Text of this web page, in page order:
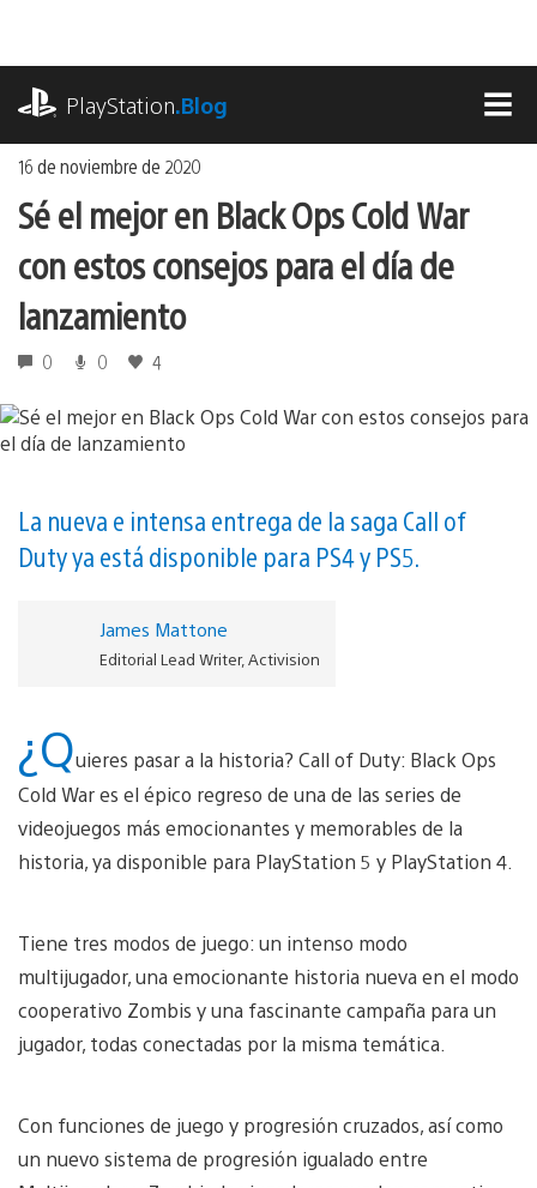
contenido
PlayStation.Blog
16 de noviembre de 2020
Sé el mejor en Black Ops Cold War
con estos consejos para el día de
lanzamiento
0 0 4
La nueva e intensa entrega de la saga Call of
Duty ya está disponible para PS4 y PS5.
James Mattone
Editorial Lead Writer, Activision
¿Quieres pasar a la historia? Call of Duty: Black Ops
Cold War es el épico regreso de una de las series de
videojuegos más emocionantes y memorables de la
historia, ya disponible para PlayStation 5 y PlayStation 4.
Tiene tres modos de juego: un intenso modo
multijugador, una emocionante historia nueva en el modo
cooperativo Zombis y una fascinante campaña para un
jugador, todas conectadas por la misma temática.
Con funciones de juego y progresión cruzados, así como
un nuevo sistema de progresión igualado entre